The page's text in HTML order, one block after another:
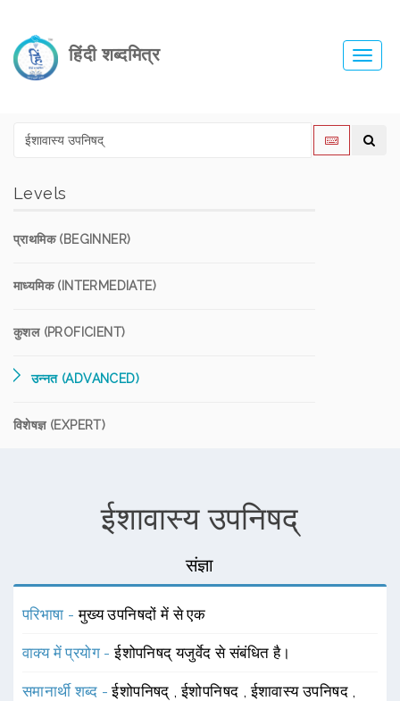
हिंदी शब्दमित्र
Levels
प्राथमिक (BEGINNER)
माध्यमिक (INTERMEDIATE)
कुशल (PROFICIENT)
उन्नत (ADVANCED)
विशेषज्ञ (EXPERT)
ईशावास्य उपनिषद्
संज्ञा
परिभाषा -मुख्य उपनिषदों में से एक
वाक्य में प्रयोग -ईशोपनिषद् यजुर्वेद से संबंधित है।
समानार्थी शब्द -ईशोपनिषद् ,ईशोपनिषद ,ईशावास्य उपनिषद ,